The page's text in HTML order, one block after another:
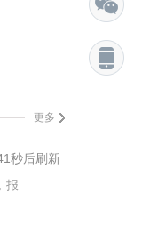
更多
秒后刷新
报